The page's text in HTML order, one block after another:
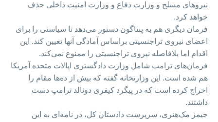
نیروهای مسلح و وزارت دفاع و وزارت امنیت داخلی حذف
خواهد کرد.
فرمان دیگری هم به پنتاگون دستور می‌دهد تا سیاستی را برای
اعضای نیروی تراجنسیتی براساس آمادگی آنها تعیین کند. این
اقدام اما بلافاصله نیروی تراجنسیتی را ممنوع نمی‌کند.
فرمان‌های ترامپ شامل وزارت دادگستری ایالات متحده آمریکا
هم شده است. این وزارتخانه گفته که بیش از ده‌ها مقام را
اخراج کرده است که در پیگرد کیفری دونالد ترامپ دست
داشتند.
جیمز مک‌هنری، سرپرست دادستان کل، در نامه‌ای به این